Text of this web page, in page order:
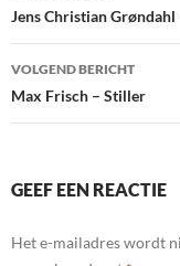
navigatie
Jens Christian
VOLGEND BERICHT
Max Frisch – Stiller
GEEF EEN REACTIE
Het e-mailadres wordt